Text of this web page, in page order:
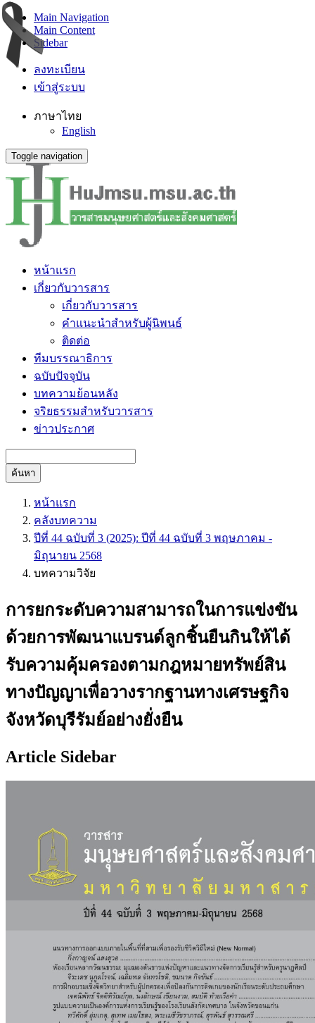
Main Navigation
Main Content
Sidebar
ลงทะเบียน
เข้าสู่ระบบ
ภาษาไทย
English
Toggle navigation
หน้าแรก
เกี่ยวกับวารสาร
เกี่ยวกับวารสาร
คำแนะนำสำหรับผู้นิพนธ์
ติดต่อ
ทีมบรรณาธิการ
ฉบับปัจจุบัน
บทความย้อนหลัง
จริยธรรมสำหรับวารสาร
ข่าวประกาศ
ค้นหา
หน้าแรก
คลังบทความ
ปีที่ 44 ฉบับที่ 3 (2025): ปีที่ 44 ฉบับที่ 3 พฤษภาคม -
มิถุนายน 2568
บทความวิจัย
การยกระดับความสามารถในการแข่งขัน
ด้วยการพัฒนาแบรนด์ลูกชิ้นยืนกินให้ได้
รับความคุ้มครองตามกฎหมายทรัพย์สิน
ทางปัญญาเพื่อวางรากฐานทางเศรษฐกิจ
จังหวัดบุรีรัมย์อย่างยั่งยืน
Article Sidebar